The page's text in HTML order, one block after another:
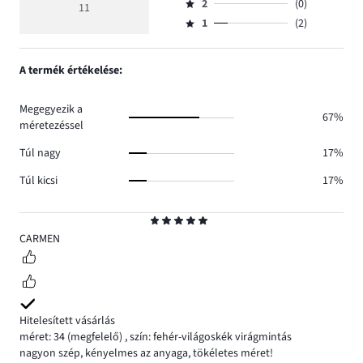
5
CARMEN
Hitelesített vásárlás
méret: 34 (megfelelő) ,szín: fehér-világoskék virágmintás
nagyon szép, kényelmes az anyaga, tökéletes méret!
11
8.
szavazatok
száma
3,
szavazatok
Osztályzat
2,
2
(0)
Osztályzat
1,
1 (2)
A termék értékelése:
Megegyezik a
méretezéssel
67%
Túl nagy
17%
Túl kicsi
17%